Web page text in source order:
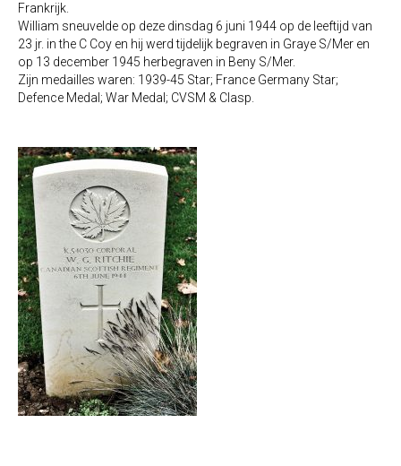
Frankrijk.
William sneuvelde op deze dinsdag 6 juni 1944 op de leeftijd van
23 jr. in the C Coy en hij werd tijdelijk begraven in Graye S/Mer en
op 13 december 1945 herbegraven in Beny S/Mer.
Zijn medailles waren: 1939-45 Star; France Germany Star;
Defence Medal; War Medal; CVSM & Clasp.